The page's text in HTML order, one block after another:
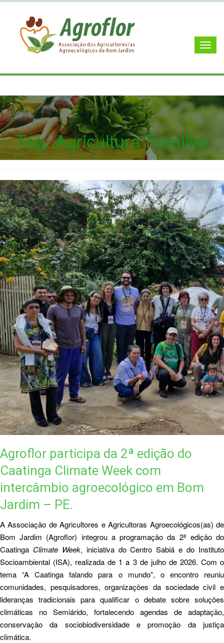
Tag:Agricultura Familiar
Agroflor participa da 2ª edição do
Caatinga Climate Week com
intercâmbio agroecológico em Bom
Jardim – PE.
A Associação de Agricultores e Agricultoras Agroecológicos(as) de
Bom Jardim (Agroflor) integrou a programação da 2ª edição do
Caatinga Climate Week, iniciativa do Centro Sabiá e do Instituto
Socioambiental (ISA), realizada de 1 a 3 de julho de 2026. Com o
tema “A Caatinga falando para o mundo”, o encontro reuniu
comunidades, pesquisadores, organizações da sociedade civil e
lideranças tradicionais para qualificar o debate sobre soluções
climáticas no Semiárido, fortalecendo agendas de adaptação,
conservação da sociobiodiversidade e promoção da justiça
climática.